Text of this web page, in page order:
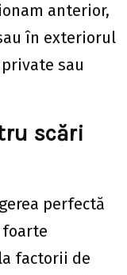
anterior,
în exteriorul
sau
scări
perfectă
foarte
factorii de